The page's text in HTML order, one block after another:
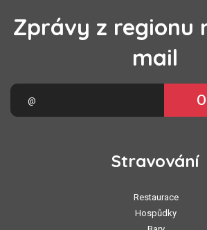
Zprávy z regionu
mail
Stravování
Restaurace
Hospůdky